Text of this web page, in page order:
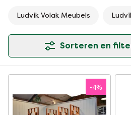
Ludvik Volak Meubels
Sorteren en
-4%